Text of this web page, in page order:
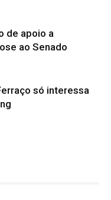
de apoio a
ao Senado
só interessa